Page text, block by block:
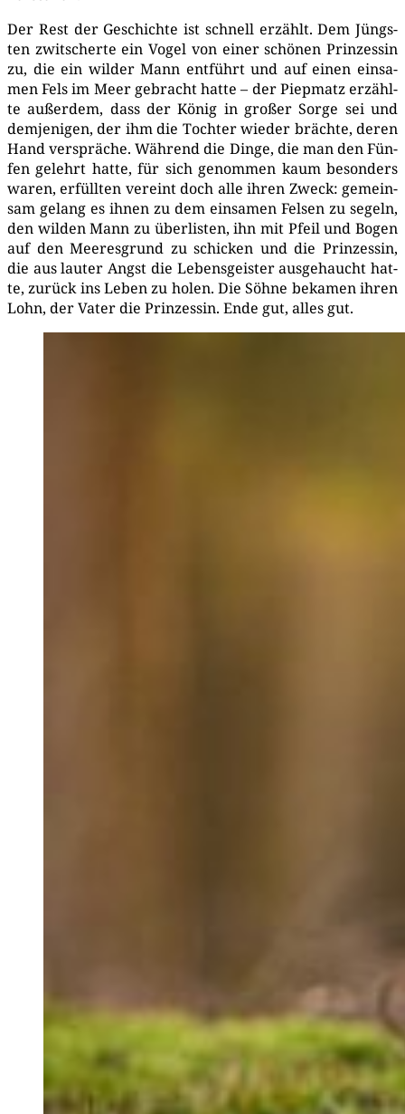
Der Rest der Geschich­te ist schnell erzählt. Dem Jüngs­
ten zwit­scher­te ein Vogel von einer schö­nen Prin­zes­sin
zu, die ein wil­der Mann ent­führt und auf einen ein­sa­
men Fels im Meer gebracht hat­te – der Piep­matz erzähl­
te außer­dem, dass der König in gro­ßer Sor­ge sei und
dem­je­ni­gen, der ihm die Toch­ter wie­der bräch­te, deren
Hand ver­sprä­che. Wäh­rend die Din­ge, die man den Fün­
fen gelehrt hat­te, für sich genom­men kaum beson­ders
waren, erfüll­ten ver­eint doch alle ihren Zweck: gemein­
sam gelang es ihnen zu dem ein­sa­men Fel­sen zu segeln,
den wil­den Mann zu über­lis­ten, ihn mit Pfeil und Bogen
auf den Mee­res­grund zu schi­cken und die Prin­zes­sin,
die aus lau­ter Angst die Lebens­geis­ter aus­ge­haucht hat­
te, zurück ins Leben zu holen. Die Söh­ne beka­men ihren
Lohn, der Vater die Prin­zes­sin. Ende gut, alles gut.